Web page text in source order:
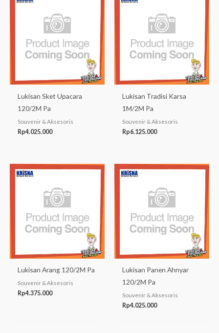
Lukisan Sket Upacara
120/2M Pa
Souvenir & Aksesoris
Rp4.025.000
Lukisan Tradisi Karsa
1M/2M Pa
Souvenir & Aksesoris
Rp6.125.000
Lukisan Arang 120/2M Pa
Souvenir & Aksesoris
Rp4.375.000
Lukisan Panen Ahnyar
120/2M Pa
Souvenir & Aksesoris
Rp4.025.000